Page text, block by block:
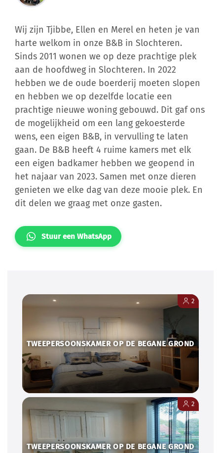
Wij zijn Tjibbe, Ellen en Merel en heten je van
harte welkom in onze B&B in Slochteren.
Sinds 2011 wonen we op deze prachtige plek
aan de hoofdweg in Slochteren. In 2022
hebben we de oude boerderij moeten slopen
en hebben we op dezelfde locatie een
prachtige nieuwe woning gebouwd. Dit gaf ons
de mogelijkheid om een lang gekoesterde
wens, een eigen B&B, in vervulling te laten
gaan. De B&B heeft 4 ruime kamers met elk
een eigen badkamer hebben we geopend in
het najaar van 2023. Samen met onze dieren
genieten we elke dag van deze mooie plek. En
dit delen we graag met onze gasten.
Stuur een WhatsApp
TWEEPERSOONSKAMER OP DE BEGANE GROND
2
TWEEPERSOONSKAMER OP DE BEGANE GROND
2